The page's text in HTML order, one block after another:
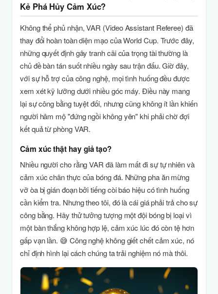
Kẻ Phá Hủy Cảm Xúc?
Không thể phủ nhận, VAR (Video Assistant Referee) đã
thay đổi hoàn toàn diện mạo của World Cup. Trước đây,
những quyết định gây tranh cãi của trọng tài thường là
chủ đề bàn tán suốt nhiều ngày sau trận đấu. Giờ đây,
với sự hỗ trợ của công nghệ, mọi tình huống đều được
xem xét kỹ lưỡng dưới nhiều góc máy. Điều này mang
lại sự công bằng tuyệt đối, nhưng cũng không ít lần khiến
người hâm mộ "đứng ngồi không yên" khi phải chờ đợi
kết quả từ phòng VAR.
Cảm xúc thật hay giả tạo?
Nhiều người cho rằng VAR đã làm mất đi sự tự nhiên và
cảm xúc chân thực của bóng đá. Những pha ăn mừng
vỡ òa bị gián đoạn bởi tiếng còi báo hiệu có tình huống
cần kiểm tra. Nhưng theo tôi, đó là cái giá phải trả cho sự
công bằng. Hãy thử tưởng tượng một đội bóng bị loại vì
một bàn thắng không hợp lệ, cảm xúc lúc đó còn tệ hơn
gấp vạn lần. 😅 Công nghệ không giết chết cảm xúc, nó
chỉ định hình lại cách chúng ta trải nghiệm nó mà thôi.